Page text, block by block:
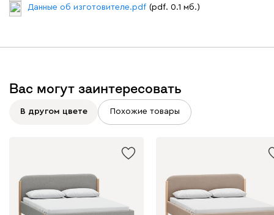
Данные об изготовителе.pdf (pdf. 0.1 мб.)
Вас могут заинтересовать
В другом цвете Похожие товары